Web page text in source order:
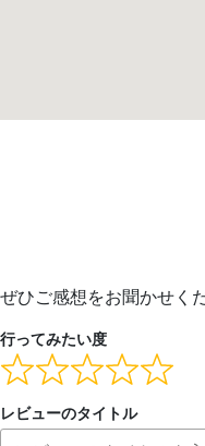
ぜひご感想をお聞かせく
行ってみたい度
レビューのタイトル